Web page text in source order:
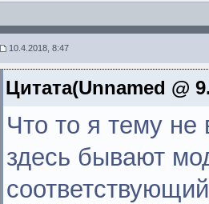
10.4.2018, 8:47
Цитата(Unnamed @
Что то я тему не
здесь бывают